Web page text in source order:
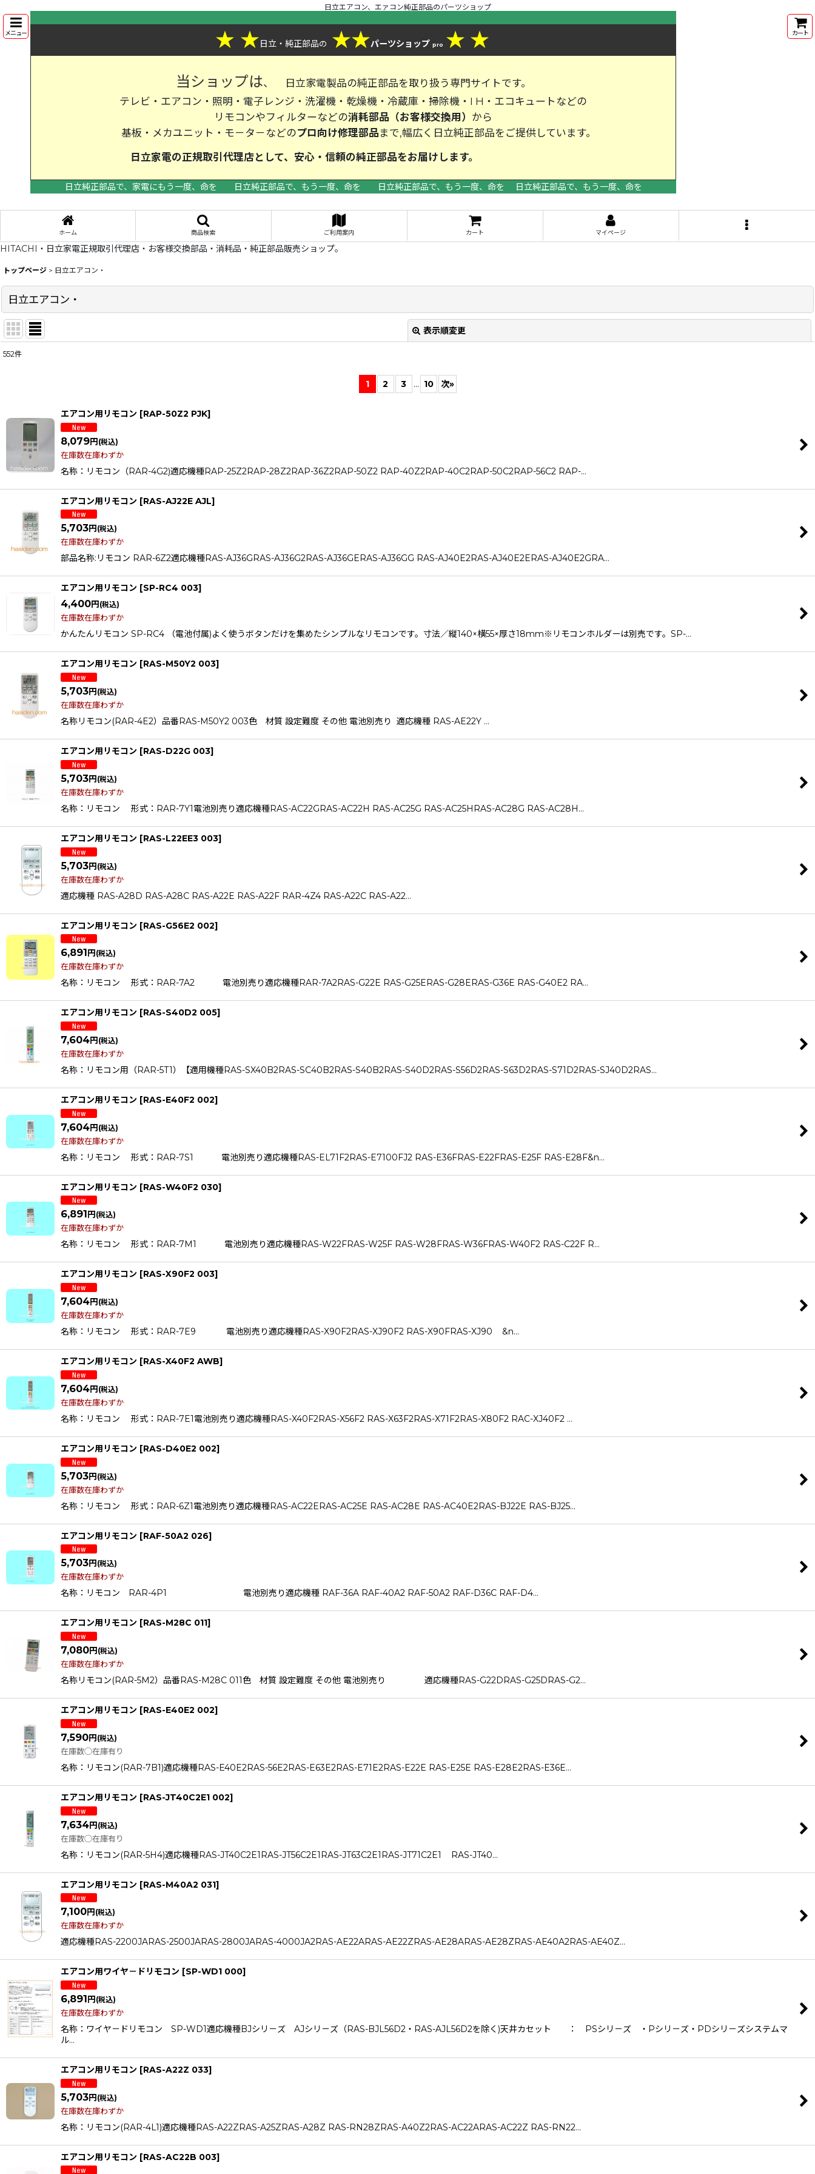
日立エアコン、エァコン純正部品のパーツショップ
メニュー ★ ★日立・純正部品の ★★パーツショップ pro ★ ★
当ショップは、
日立家電製品の純正部品を取り扱う専門サイトです。
テレビ・エアコン・照明・電子レンジ・洗濯機・乾燥機・冷蔵庫・掃除機・I H・エコキュートなどの
リモコンやフィルターなどの消耗部品（お客様交換用） から
基板・メカユニット・モ－タ－などのプロ向け修理部品 まで,幅広く日立純正部品をご提供しています。
日立家電の正規取引代理店として、安心・信頼の純正部品をお届けします。
日立純正部品で、家電にもう一度、命を
日立純正部品で、もう一度、命を 日立純正部品で、もう一度、命を 日立純正部品で、もう一度、命を
カート
ホーム 商品検索 ご利用案内 カート マイページ
HITACHI・日立家電正規取引代理店・お客様交換部品・消耗品・純正部品販売ショップ。
トップページ > 日立エアコン・
日立エアコン・
表示順変更
在庫あり
並び順
絞り込む
552件
1 2 3 ... 10 次»
エアコン用リモコン [RAP-50Z2 PJK]
8,079円 (税込)
在庫数在庫わずか
名称：リモコン（RAR-4G2)適応機種RAP-25Z2RAP-28Z2RAP-36Z2RAP-50Z2 RAP-40Z2RAP-40C2RAP-50C2RAP-56C2 RAP-…
エアコン用リモコン [RAS-AJ22E AJL]
5,703円 (税込)
在庫数在庫わずか
部品名称:リモコン RAR-6Z2適応機種RAS-AJ36GRAS-AJ36G2RAS-AJ36GERAS-AJ36GG RAS-AJ40E2RAS-AJ40E2ERAS-AJ40E2GRA…
エアコン用リモコン [SP-RC4 003]
4,400円 (税込)
在庫数在庫わずか
かんたんリモコン SP-RC4 （電池付属)よく使うボタンだけを集めたシンプルなリモコンです。寸法／縦140×横55×厚さ18mm※リモコンホルダーは別売です。SP-…
エアコン用リモコン [RAS-M50Y2 003]
5,703円 (税込)
在庫数在庫わずか
名称リモコン(RAR-4E2）品番RAS-M50Y2 003色 材質 設定難度 その他 電池別売り 適応機種 RAS-AE22Y …
エアコン用リモコン [RAS-D22G 003]
5,703円 (税込)
在庫数在庫わずか
名称：リモコン 形式：RAR-7Y1電池別売り適応機種RAS-AC22GRAS-AC22H RAS-AC25G RAS-AC25HRAS-AC28G RAS-AC28H…
エアコン用リモコン [RAS-L22EE3 003]
5,703円(税込)
在庫数在庫わずか
適応機種 RAS-A28D RAS-A28C RAS-A22E RAS-A22F RAR-4Z4 RAS-A22C RAS-A22…
エアコン用リモコン [RAS-G56E2 002]
6,891円 (税込)
在庫数在庫わずか
名称：リモコン 形式：RAR-7A2 電池別売り適応機種RAR-7A2RAS-G22E RAS-G25ERAS-G28ERAS-G36E RAS-G40E2 RA…
エアコン用リモコン [RAS-S40D2 005]
7,604円 (税込)
在庫数在庫わずか
名称：リモコン用（RAR-5T1）【適用機種RAS-SX40B2RAS-SC40B2RAS-S40B2RAS-S40D2RAS-S56D2RAS-S63D2RAS-S71D2RAS-SJ40D2RAS…
エアコン用リモコン [RAS-E40F2 002]
7,604円 (税込)
在庫数在庫わずか
名称：リモコン 形式：RAR-7S1 電池別売り適応機種RAS-EL71F2RAS-E7100FJ2 RAS-E36FRAS-E22FRAS-E25F RAS-E28F&n…
エアコン用リモコン [RAS-W40F2 030]
6,891円 (税込)
在庫数在庫わずか
名称：リモコン 形式：RAR-7M1 電池別売り適応機種RAS-W22FRAS-W25F RAS-W28FRAS-W36FRAS-W40F2 RAS-C22F R…
エアコン用リモコン [RAS-X90F2 003]
7,604円 (税込)
在庫数在庫わずか
名称：リモコン 形式：RAR-7E9 電池別売り適応機種RAS-X90F2RAS-XJ90F2 RAS-X90FRAS-XJ90 &n…
エアコン用リモコン [RAS-X40F2 AWB]
7,604円 (税込)
在庫数在庫わずか
名称：リモコン 形式：RAR-7E1電池別売り適応機種RAS-X40F2RAS-X56F2 RAS-X63F2RAS-X71F2RAS-X80F2 RAC-XJ40F2 …
エアコン用リモコン [RAS-D40E2 002]
5,703円 (税込)
在庫数在庫わずか
名称：リモコン 形式：RAR-6Z1電池別売り適応機種RAS-AC22ERAS-AC25E RAS-AC28E RAS-AC40E2RAS-BJ22E RAS-BJ25…
エアコン用リモコン [RAF-50A2 026]
5,703円 (税込)
在庫数在庫わずか
名称：リモコン RAR-4P1 電池別売り適応機種 RAF-36A RAF-40A2 RAF-50A2 RAF-D36C RAF-D4…
エアコン用リモコン [RAS-M28C 011]
7,080円 (税込)
在庫数在庫わずか
名称リモコン(RAR-5M2）品番RAS-M28C 011色 材質 設定難度 その他 電池別売り 適応機種RAS-G22DRAS-G25DRAS-G2…
エアコン用リモコン [RAS-E40E2 002]
7,590円 (税込)
在庫数◯在庫有り
名称：リモコン(RAR-7B1)適応機種RAS-E40E2RAS-56E2RAS-E63E2RAS-E71E2RAS-E22E RAS-E25E RAS-E28E2RAS-E36E…
エアコン用リモコン [RAS-JT40C2E1 002]
7,634円(税込)
在庫数◯在庫有り
名称：リモコン(RAR-5H4)適応機種RAS-JT40C2E1RAS-JT56C2E1RAS-JT63C2E1RAS-JT71C2E1 RAS-JT40…
エアコン用リモコン [RAS-M40A2 031]
7,100円 (税込)
在庫数在庫わずか
適応機種RAS-2200JARAS-2500JARAS-2800JARAS-4000JA2RAS-AE22ARAS-AE22ZRAS-AE28ARAS-AE28ZRAS-AE40A2RAS-AE40Z…
エアコン用ワイヤ－ドリモコン [SP-WD1 000]
6,891円 (税込)
在庫数在庫わずか
名称：ワイヤ－ドリモコン SP-WD1適応機種BJシリ－ズ AJシリ－ズ（RAS-BJL56D2・RAS-AJL56D2を除く)天井カセット ： PSシリ－ズ ・Pシリ－ズ・PDシリ－ズシステムマ
ル…
エアコン用リモコン [RAS-A22Z 033]
5,703円 (税込)
在庫数在庫わずか
名称：リモコン(RAR-4L1)適応機種RAS-A22ZRAS-A25ZRAS-A28Z RAS-RN28ZRAS-A40Z2RAS-AC22ARAS-AC22Z RAS-RN22…
エアコン用リモコン [RAS-AC22B 003]